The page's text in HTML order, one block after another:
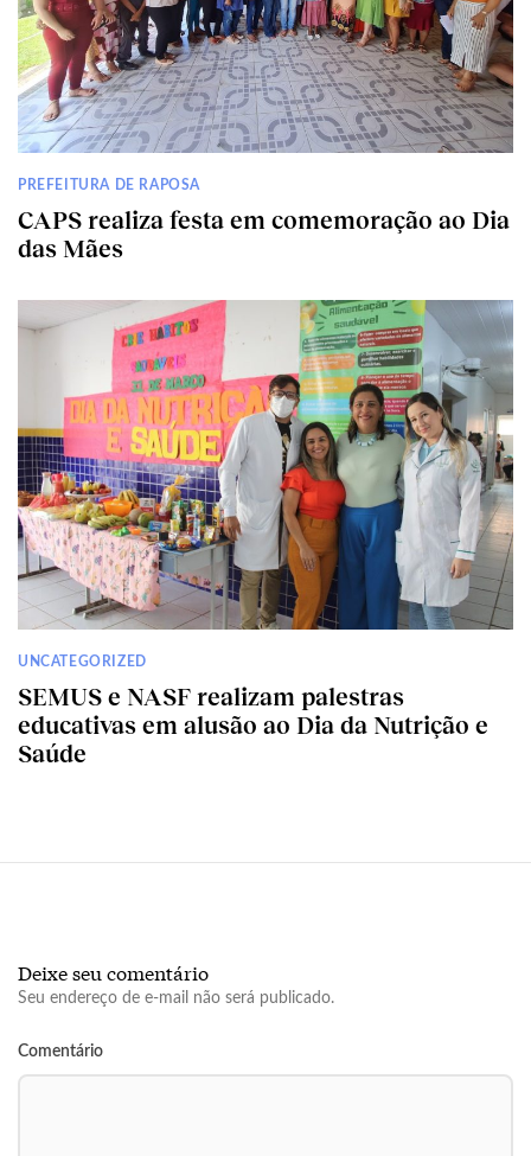
PREFEITURA DE RAPOSA
CAPS realiza festa em comemoração ao Dia
das Mães
UNCATEGORIZED
SEMUS e NASF realizam palestras
educativas em alusão ao Dia da Nutrição e
Saúde
Deixe seu comentário
Seu endereço de e-mail não será publicado.
Comentário